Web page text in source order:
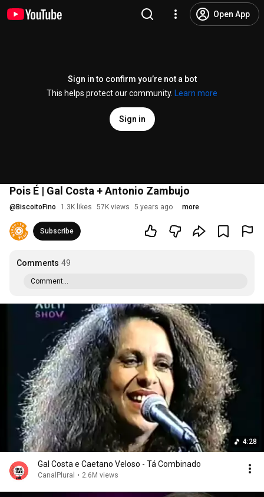
Open App
Sign in to confirm you’re not a bot
This helps protect our community.
Learn more
Sign in
Pois É | Gal Costa + Antonio Zambujo
@ BiscoitoFino 1.3K likes 57K views 5 years ago more
Subscribe
Comments 49
Comment...
4:28
Gal Costa e Caetano Veloso - Tá Combinado
CanalPlural • 2.6M views